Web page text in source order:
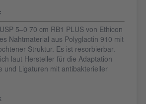
5‒0 70 cm RB1 PLUS von Ethicon
Nahtmaterial aus Polyglactin 910 mit
Struktur. Es ist resorbierbar.
laut Hersteller für die Adaptation
und Ligaturen mit antibakterieller